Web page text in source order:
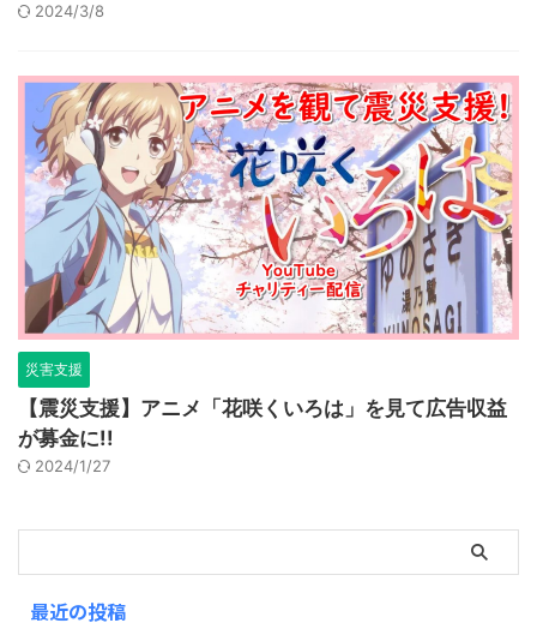
2024/3/8
災害支援
【震災支援】アニメ「花咲くいろは」を見て広告収益
が募金に!!
2024/1/27
最近の投稿